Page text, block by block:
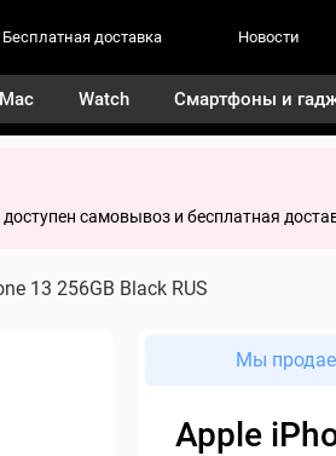
Бесплатная доставка Новости
Mac Watch Смартфоны и
самовывоз и бесплатная
13 256GB Black RUS
Мы
Apple